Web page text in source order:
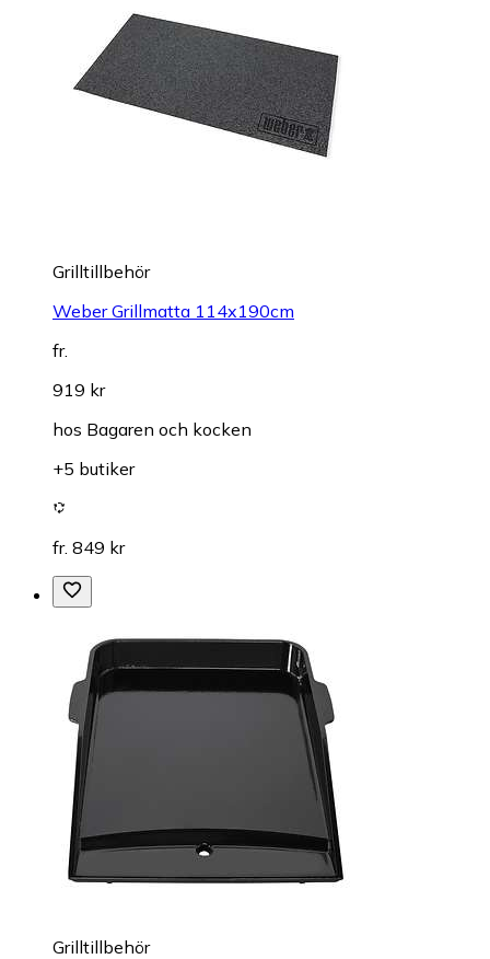
Grilltillbehör
Weber Grillmatta 114x190cm
fr.
919 kr
hos Bagaren och kocken
+5 butiker
fr. 849 kr
Grilltillbehör